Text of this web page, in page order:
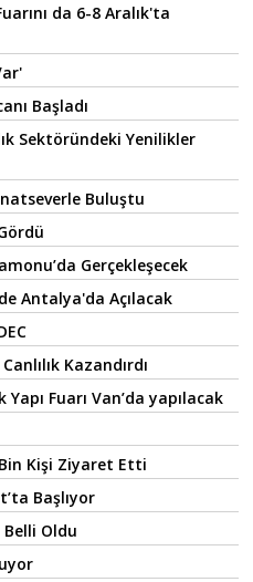
da 6-8 Aralık'ta
Başladı
Sektöründeki Yenilikler
Buluştu
Gerçekleşecek
Antalya'da Açılacak
Kazandırdı
Fuarı Van’da yapılacak
Bin Kişi Ziyaret Etti
Başlıyor
Belli Oldu